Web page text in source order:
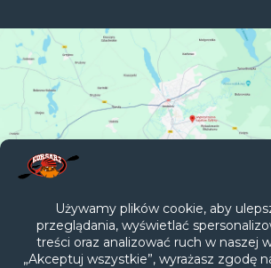
Galerie Filmy Regulamin